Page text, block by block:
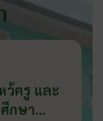
ว้ครู และ
กษา